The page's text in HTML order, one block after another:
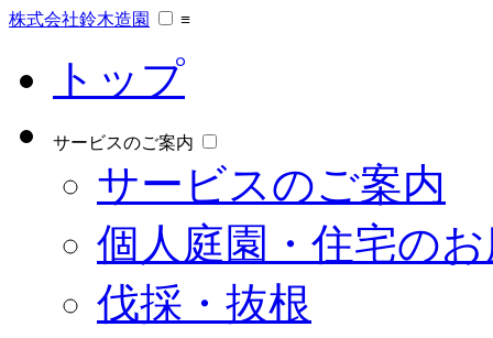
株式会社鈴木造園 ≡
トップ
サービスのご案内
サービスのご案内
個人庭園・住宅の
伐採・抜根